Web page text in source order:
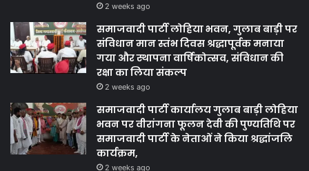
2 weeks ago
समाजवादी पार्टी लोहिया भवन, गुलाब बाड़ी पर
संविधान मान स्तंभ दिवस श्रद्धापूर्वक मनाया
गया और स्थापना वार्षिकोत्सव, संविधान की
रक्षा का लिया संकल्प
2 weeks ago
समाजवादी पार्टी कार्यालय गुलाब बाड़ी लोहिया
भवन पर वीरांगना फूलन देवी की पुण्यतिथि पर
समाजवादी पार्टी के नेताओं ने किया श्रद्धांजलि
कार्यक्रम,
2 weeks ago